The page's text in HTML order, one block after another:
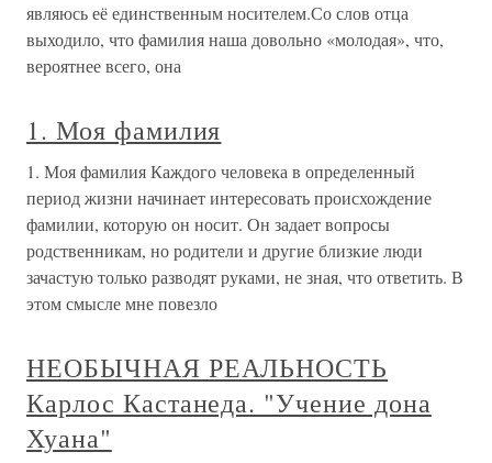
являюсь её единственным носителем.Со слов отца
выходило, что фамилия наша довольно «молодая», что,
вероятнее всего, она
1. Моя фамилия
1. Моя фамилия Каждого человека в определенный
период жизни начинает интересовать происхождение
фамилии, которую он носит. Он задает вопросы
родственникам, но родители и другие близкие люди
зачастую только разводят руками, не зная, что ответить. В
этом смысле мне повезло
НЕОБЫЧНАЯ РЕАЛЬНОСТЬ
Карлос Кастанеда. "Учение дона
Хуана"